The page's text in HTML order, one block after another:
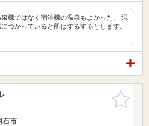
棟ではなく宿泊棟の温泉もよかった。 混
つかっていると肌はするするとします。
お気に入
りに追加
石市